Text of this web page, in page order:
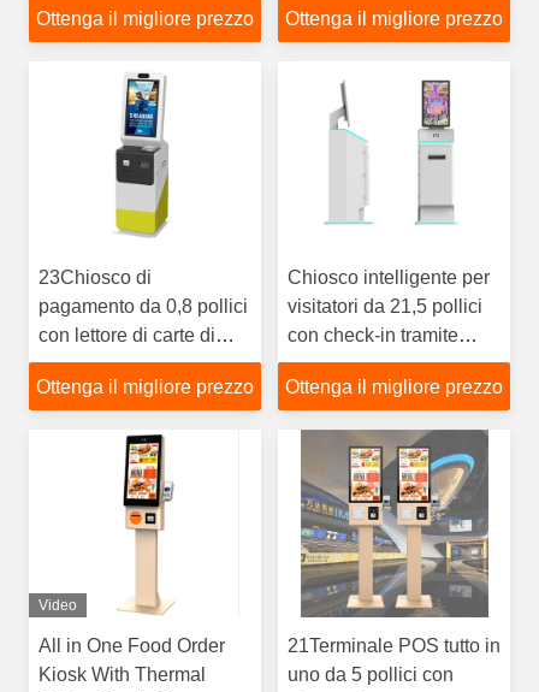
e lettore di carte
Ottenga il migliore prezzo
l'industria della
Ottenga il migliore prezzo
23Chiosco di
pagamento da 0,8 pollici
con lettore di carte di
riciclaggio in contanti e
PIN Pad per progetti di
Ottenga il migliore prezzo
Chiosco intelligente per
visitatori da 21,5 pollici
con check-in tramite
codice QR e stampa
badge a colori
Ottenga il migliore prezzo
Video
All in One Food Order
Kiosk With Thermal
21Terminale POS tutto in
uno da 5 pollici con